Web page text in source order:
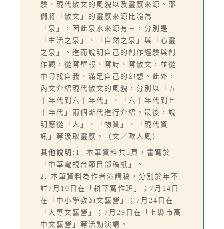
驗、現代散文的風貌以及靈感來源。邵
僩將「散文」的靈感來源比喻為
「泉」，因此泉水來源有三，分別是
「生活之泉」、「自然之泉」與「心靈
之泉」。進而說明自己的創作經驗與創
作觀，從寫壁報、寫詩、寫散文，並從
中尋找自我、滿足自己的幻想。此外，
內文介紹現代散文的風貌，分別以「五
十年代到六十年代」、「六十年代到七
十年代」兩個斷代進行介紹。最後，說
明應從「人」、「物質」、「現代資
訊」等汲取靈感。（文／歐人鳳）
其他說明: 1. 本筆資料共5頁，書寫於
「中華電視台節目部稿紙」。
2. 本筆資料為作者演講稿，分別於年不
詳7月10日在「耕莘寫作班」；7月14日
在「中小學教師文藝營」；7月24日在
「大專文藝營」；7月29日在「七縣市高
中文藝營」等活動演講。